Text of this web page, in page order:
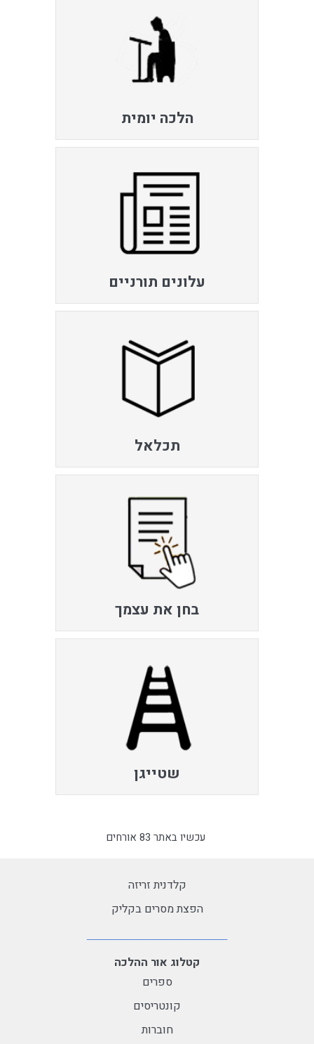
הלכה יומית
עלונים תורניים
תכלאל
בחן את עצמך
שטייגן
עכשיו באתר 83 אורחים
קלדנית זריזה
הפצת מסרים בקליק
קטלוג אור ההלכה
ספרים
קונטריסים
חוברות